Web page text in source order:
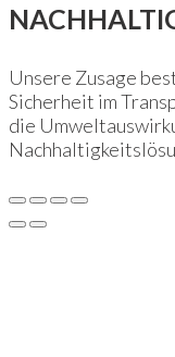
Unsere Zusage
Sicherheit im
die